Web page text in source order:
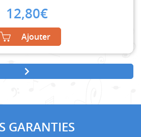
12,80€
Ajouter
GARANTIES